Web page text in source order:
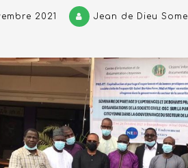
2021 Jean de Dieu Some